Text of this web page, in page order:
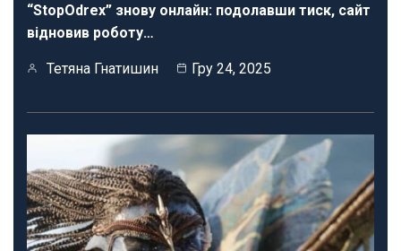
“StopOdrex” знову онлайн: подолавши тиск, сайт
відновив роботу…
Тетяна Гнатишин Гру 24, 2025